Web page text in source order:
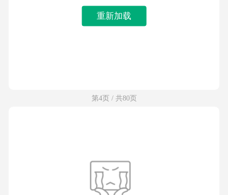
重新加载
第4页 / 共80页